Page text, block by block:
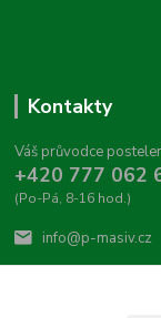
Kontakty
Váš průvodce
+420 777 062
(Po-Pá, 8-16 hod.)
info@p-masiv.cz